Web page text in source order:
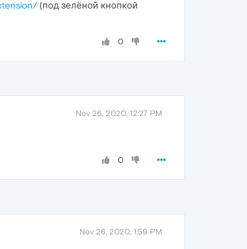
(под зелёной кнопкой
0
Nov 26, 2020, 12:27 PM
0
Nov 26, 2020, 1:59 PM